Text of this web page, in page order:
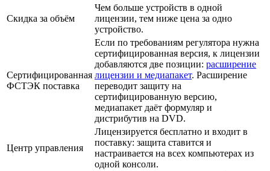
Скидка за объём
Чем больше устройств в одной
лицензии, тем ниже цена за одно
устройство.
Сертифицированная
ФСТЭК поставка
Если по требованиям регулятора нужна
сертифицированная версия, к лицензии
добавляются две позиции: расширение
лицензии и медиапакет. Расширение
переводит защиту на
сертифицированную версию,
медиапакет даёт формуляр и
дистрибутив на DVD.
Центр управления
Лицензируется бесплатно и входит в
поставку: защита ставится и
настраивается на всех компьютерах из
одной консоли.